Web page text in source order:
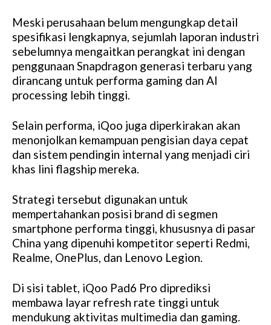
Meski perusahaan belum mengungkap detail
spesifikasi lengkapnya, sejumlah laporan industri
sebelumnya mengaitkan perangkat ini dengan
penggunaan Snapdragon generasi terbaru yang
dirancang untuk performa gaming dan AI
processing lebih tinggi.
Selain performa, iQoo juga diperkirakan akan
menonjolkan kemampuan pengisian daya cepat
dan sistem pendingin internal yang menjadi ciri
khas lini flagship mereka.
Strategi tersebut digunakan untuk
mempertahankan posisi brand di segmen
smartphone performa tinggi, khususnya di pasar
China yang dipenuhi kompetitor seperti Redmi,
Realme, OnePlus, dan Lenovo Legion.
Di sisi tablet, iQoo Pad6 Pro diprediksi
membawa layar refresh rate tinggi untuk
mendukung aktivitas multimedia dan gaming.